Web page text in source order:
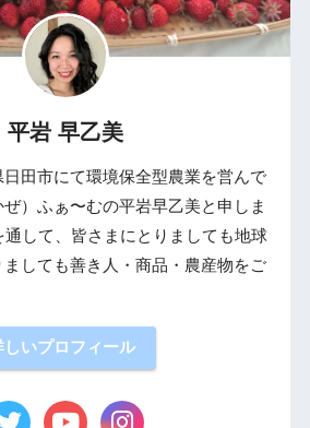
平岩 早乙美
田市にて環境保全型農業を営んで
）ふぁ〜むの平岩早乙美と申しま
通して、皆さまにとりましても地球
しても善き人・商品・農産物をご
しいプロフィール